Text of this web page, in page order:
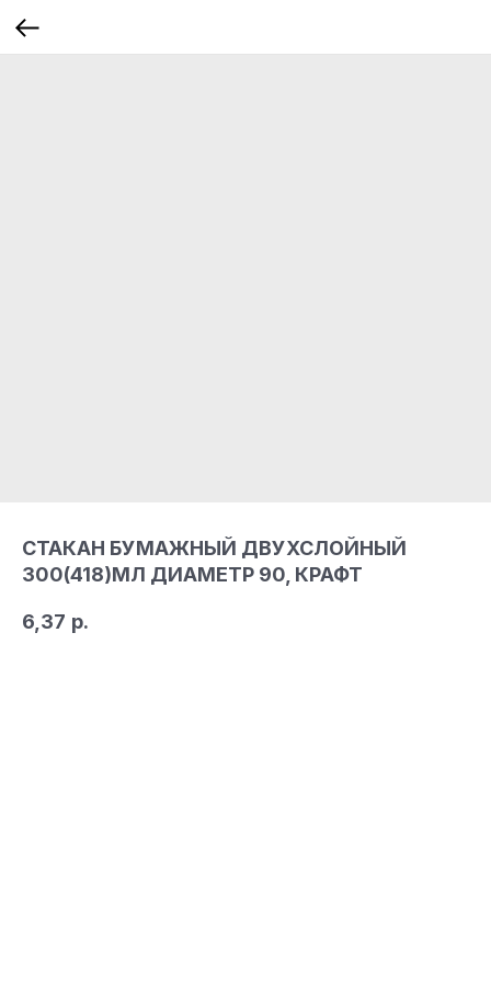
СТАКАН БУМАЖНЫЙ ДВУХСЛОЙНЫЙ
300(418)МЛ ДИАМЕТР 90, КРАФТ
6,37 р.